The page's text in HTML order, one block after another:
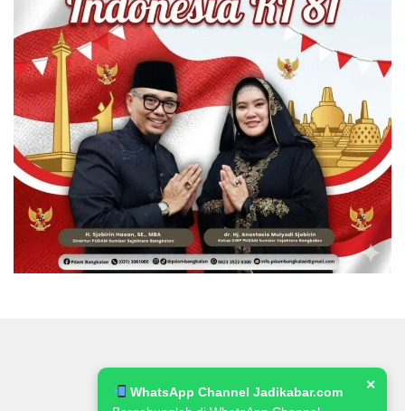
WhatsApp Channel Jadikabar.com
✕